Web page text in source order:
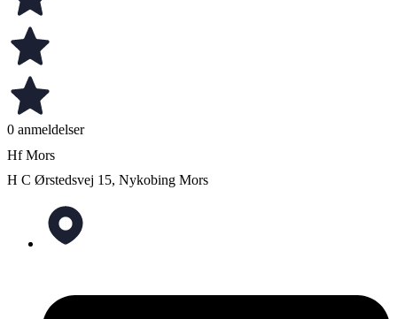
0 anmeldelser
Hf Mors
H C Ørstedsvej 15, Nykobing Mors